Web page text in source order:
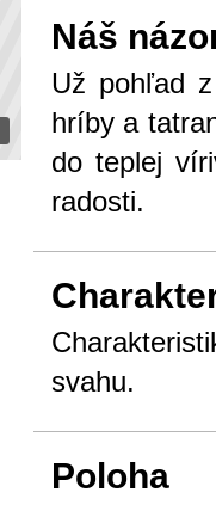
Náš
Už pohľad
hríby a
do teplej
radosti.
svahu.
Poloha